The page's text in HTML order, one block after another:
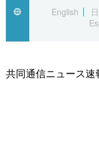
社会
旅と暮らし
文化
科学・技術
暮らし
English
共同通信ニュース速